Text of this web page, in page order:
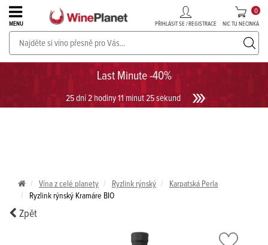
Last Minute -40%
25 dní 2 hodiny 11 minut 24 sekund
MENU PŘIHLÁSIT SE / REGISTRACE NIC TU NECINKÁ
0
PROSECCO v akci až do -30%!UKÁZAT PROSECCO
Vína z celé planety Ryzlink rýnský
Karpatská Perla
Ryzlink rýnský Kramáre BIO
Zpět